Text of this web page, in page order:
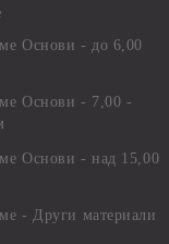
Основи - до 6,00
Основи - 7,00 -
Основи - над 15,00
- Други материали